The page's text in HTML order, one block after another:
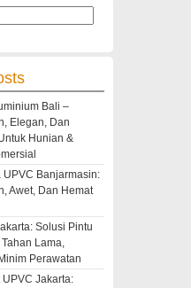
Bali –
Elegan, Dan
Hunian &
UPVC Banjarmasin:
Awet, Dan Hemat
Solusi Pintu
Lama,
Perawatan
Jakarta: